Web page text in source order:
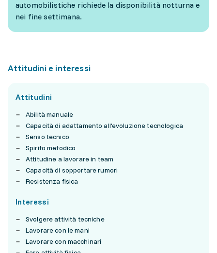
automobilistiche richiede la disponibilità notturna e
nei fine settimana.
Attitudini e interessi
Attitudini
Abilità manuale
Capacità di adattamento all'evoluzione tecnologica
Senso tecnico
Spirito metodico
Attitudine a lavorare in team
Capacità di sopportare rumori
Resistenza fisica
Interessi
Svolgere attività tecniche
Lavorare con le mani
Lavorare con macchinari